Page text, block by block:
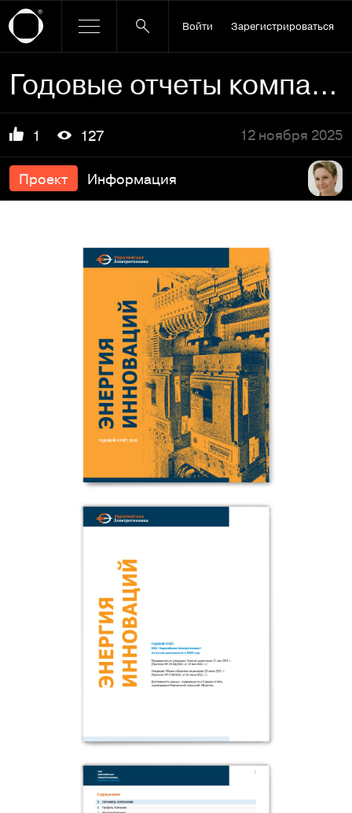
Войти Зарегистрироваться
Годовые отчеты компании
1 127 12 ноября 2025
Проект Информация